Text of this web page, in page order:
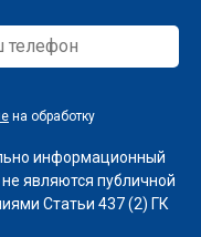
на обработку
информационный
не являются публичной
Статьи 437 (2) ГК